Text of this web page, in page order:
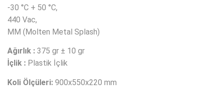
-30 °C + 50 °C,
440 Vac,
MM (Molten Metal Splash)
Ağırlık : 375 gr ± 10 gr
İçlik : Plastik İçlik
Koli Ölçüleri: 900x550x220 mm